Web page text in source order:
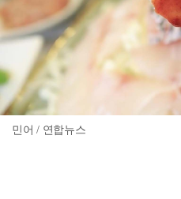
민어 / 연합뉴스